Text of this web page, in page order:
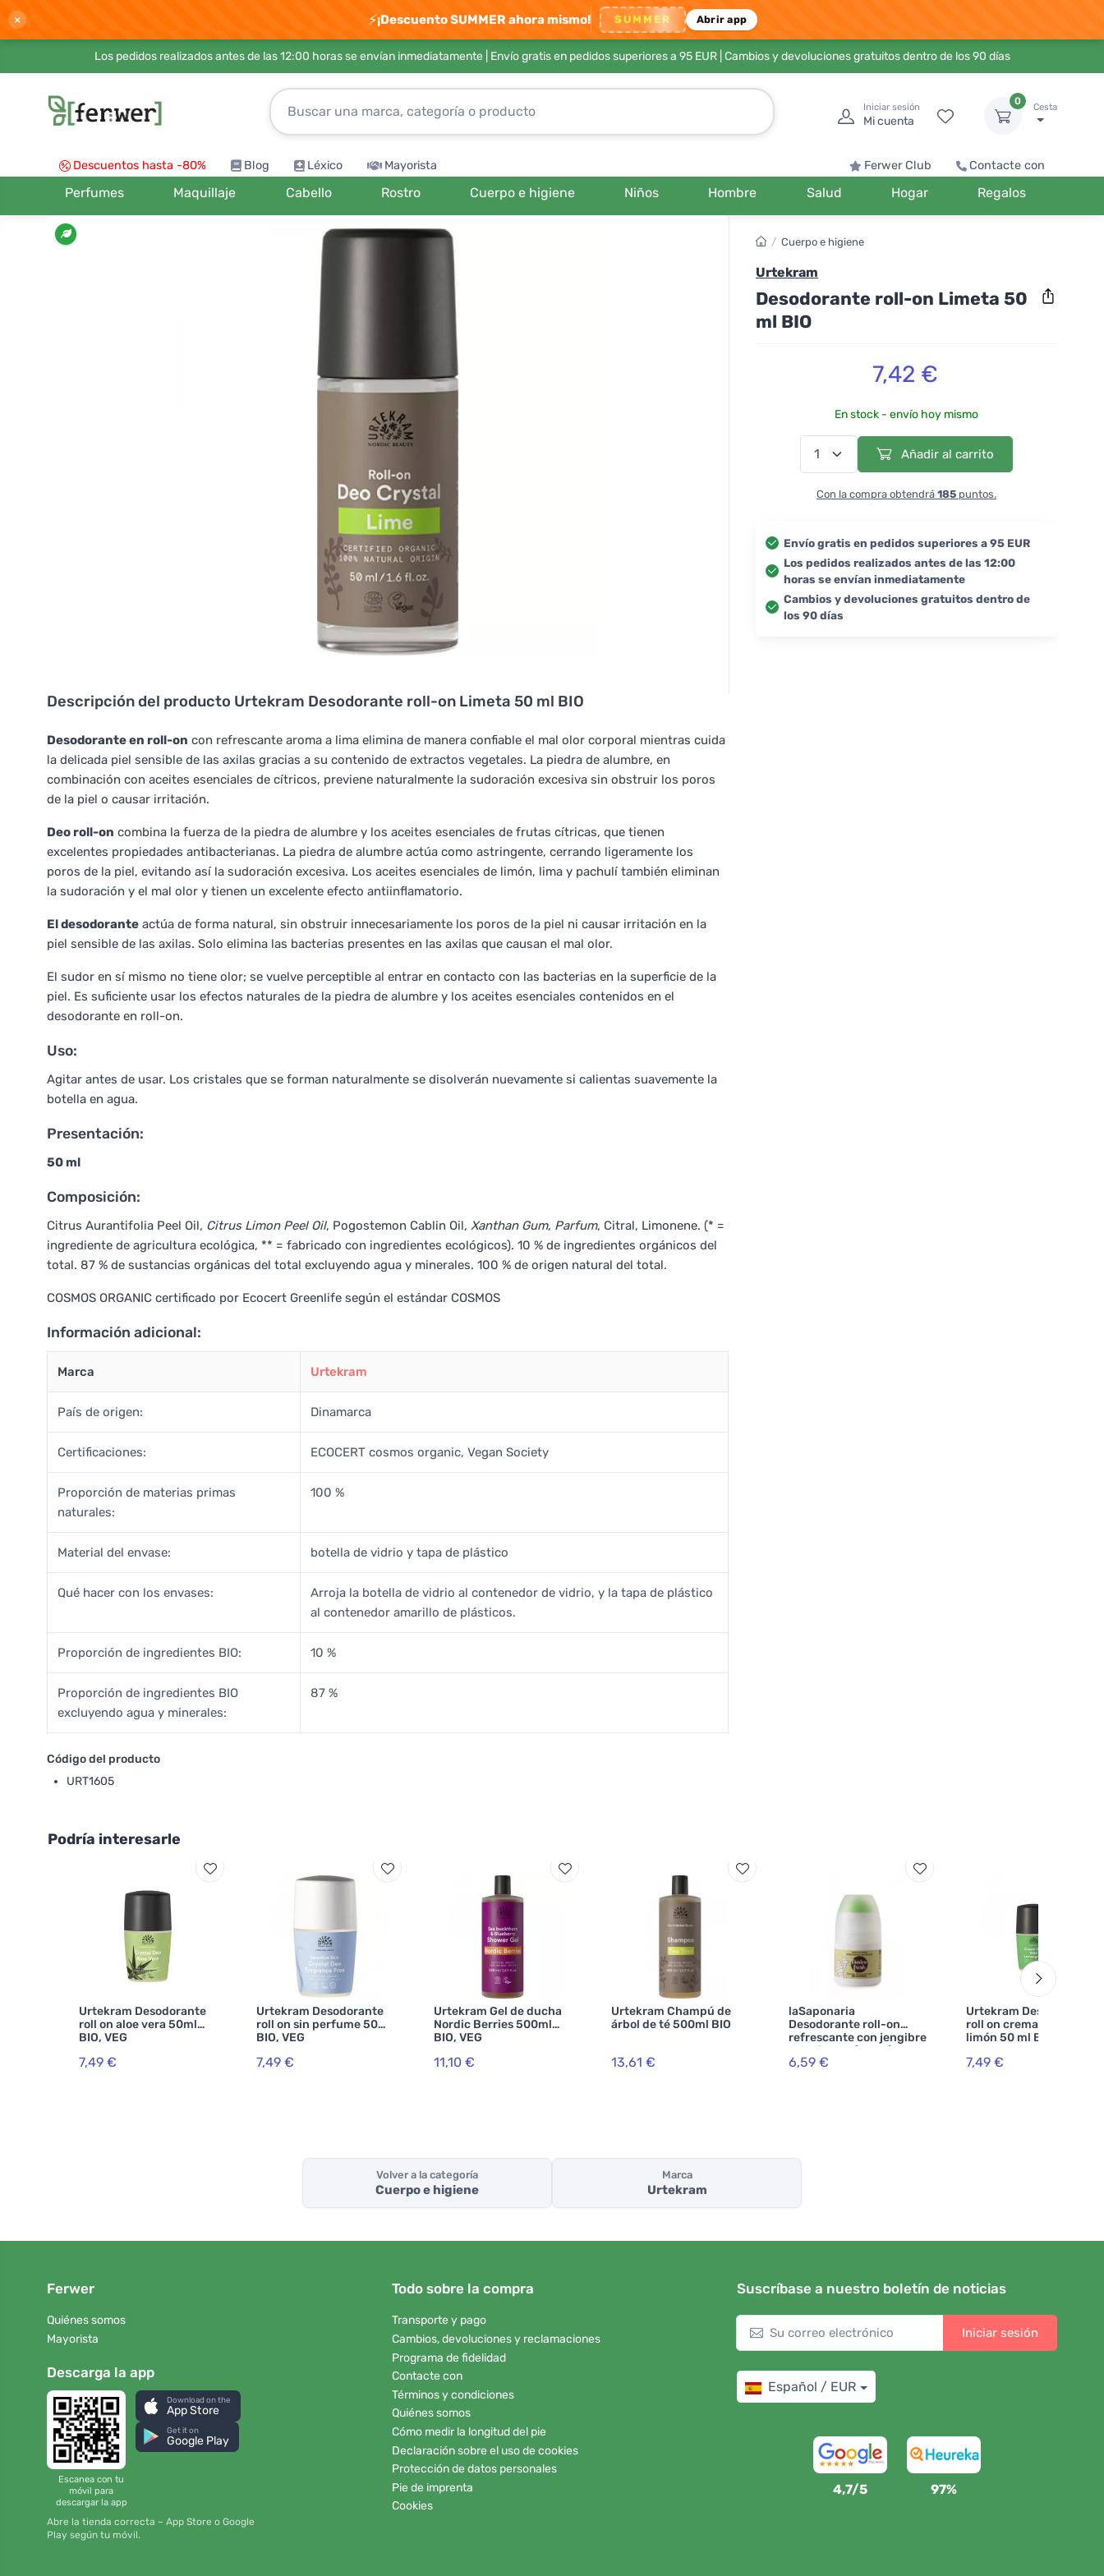
× ⚡¡Descuento SUMMER ahora mismo! SUMMER Abrir app
Los pedidos realizados antes de las 12:00 horas se envían inmediatamente | Envío gratis en pedidos superiores a 95 EUR| Cambios y devoluciones gratuitos dentro de los 90 días
Iniciar sesión
Mi cuenta
0
Cesta
Descuentos hasta -80% Blog Léxico Mayorista Ferwer Club Contacte con
Perfumes Maquillaje Cabello Rostro Cuerpo e higiene Niños Hombre Salud Hogar Regalos
Descripción del producto Urtekram Desodorante roll-on Limeta 50 ml BIO
Desodorante en roll-on con refrescante aroma a lima elimina de manera confiable el mal olor corporal mientras cuida
la delicada piel sensible de las axilas gracias a su contenido de extractos vegetales. La piedra de alumbre, en
combinación con aceites esenciales de cítricos, previene naturalmente la sudoración excesiva sin obstruir los poros
de la piel o causar irritación.
Deo roll-on combina la fuerza de la piedra de alumbre y los aceites esenciales de frutas cítricas, que tienen
excelentes propiedades antibacterianas. La piedra de alumbre actúa como astringente, cerrando ligeramente los
poros de la piel, evitando así la sudoración excesiva. Los aceites esenciales de limón, lima y pachulí también eliminan
la sudoración y el mal olor y tienen un excelente efecto antiinflamatorio.
El desodorante actúa de forma natural, sin obstruir innecesariamente los poros de la piel ni causar irritación en la
piel sensible de las axilas. Solo elimina las bacterias presentes en las axilas que causan el mal olor.
El sudor en sí mismo no tiene olor; se vuelve perceptible al entrar en contacto con las bacterias en la superficie de la
piel. Es suficiente usar los efectos naturales de la piedra de alumbre y los aceites esenciales contenidos en el
desodorante en roll-on.
Uso:
Agitar antes de usar. Los cristales que se forman naturalmente se disolverán nuevamente si calientas suavemente la
botella en agua.
Presentación:
50 ml
Composición:
Citrus Aurantifolia Peel Oil, Citrus Limon Peel Oil, Pogostemon Cablin Oil, Xanthan Gum, Parfum, Citral, Limonene. (* =
ingrediente de agricultura ecológica, ** = fabricado con ingredientes ecológicos). 10 % de ingredientes orgánicos del
total. 87 % de sustancias orgánicas del total excluyendo agua y minerales. 100 % de origen natural del total.
COSMOS ORGANIC certificado por Ecocert Greenlife según el estándar COSMOS
Información adicional:
Marca Urtekram
País de origen: Dinamarca
Certificaciones: ECOCERT cosmos organic, Vegan Society
Proporción de materias primas
naturales:
100 %
Material del envase: botella de vidrio y tapa de plástico
Qué hacer con los envases:
Arroja la botella de vidrio al contenedor de vidrio, y la tapa de plástico
al contenedor amarillo de plásticos.
Proporción de ingredientes BIO: 10 %
Proporción de ingredientes BIO
excluyendo agua y minerales:
87 %
Código del producto
URT1605
/ Cuerpo e higiene
Urtekram
Desodorante roll-on Limeta 50
ml BIO
7,42 €
En stock - envío hoy mismo
Añadir al carrito
Con la compra obtendrá 185 puntos.
Envío gratis en pedidos superiores a 95 EUR
Los pedidos realizados antes de las 12:00
horas se envían inmediatamente
Cambios y devoluciones gratuitos dentro de
los 90 días
Podría interesarle
Urtekram Desodorante
roll on aloe vera 50ml
BIO, VEG
7,49 €
Urtekram Desodorante
roll on sin perfume 50ml
BIO, VEG
7,49 €
Urtekram Gel de ducha
Nordic Berries 500ml
BIO, VEG
11,10 €
Urtekram Champú de
árbol de té 500ml BIO
13,61 €
laSaponaria
Desodorante roll-on
refrescante con jengibre
y limón BIO (50 ml)
6,59 €
Urtekram Desodorante
roll on crema hierba
limón 50 ml BIO
7,49 €
Volver a la categoría
Cuerpo e higiene
Marca
Urtekram
Ferwer
Quiénes somos
Mayorista
Descarga la app
Escanea con tu
móvil para
descargar la app
Download on the
App Store
Get it on
Google Play
Abre la tienda correcta – App Store o Google
Play según tu móvil.
Todo sobre la compra
Transporte y pago
Cambios, devoluciones y reclamaciones
Programa de fidelidad
Contacte con
Términos y condiciones
Quiénes somos
Cómo medir la longitud del pie
Declaración sobre el uso de cookies
Protección de datos personales
Pie de imprenta
Cookies
Suscríbase a nuestro boletín de noticias
Iniciar sesión
Español / EUR
4,7/5 97%